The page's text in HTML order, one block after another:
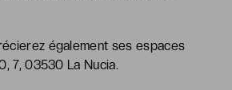
également ses espaces
7, 03530 La Nucia.